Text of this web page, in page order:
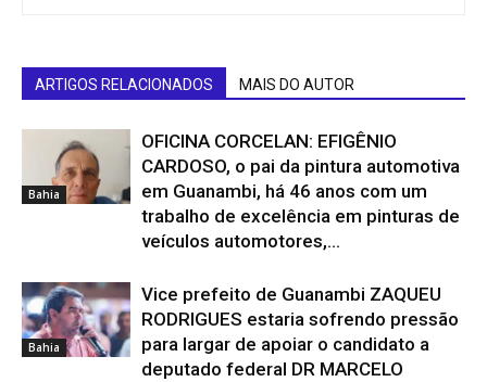
ARTIGOS RELACIONADOS MAIS DO AUTOR
Bahia
OFICINA CORCELAN: EFIGÊNIO
CARDOSO, o pai da pintura automotiva
em Guanambi, há 46 anos com um
trabalho de excelência em pinturas de
veículos automotores,...
Bahia
Vice prefeito de Guanambi ZAQUEU
RODRIGUES estaria sofrendo pressão
para largar de apoiar o candidato a
deputado federal DR MARCELO